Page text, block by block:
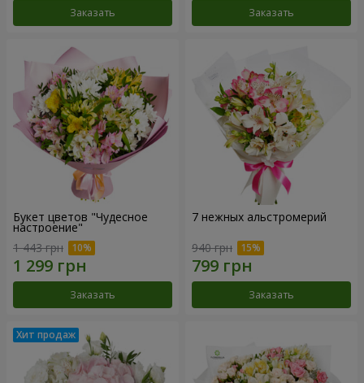
Заказать Заказать
Букет цветов "Чудесное
настроение"
1 443 грн
Заказать
7 нежных альстромерий
940 грн
Заказать